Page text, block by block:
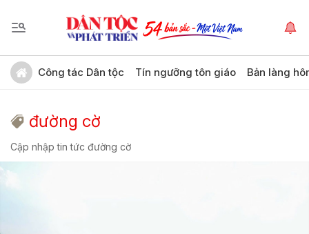
Công tác Dân tộc Tín ngưỡng tôn giáo Bản làng
đường cờ
Cập nhập tin tức đường cờ